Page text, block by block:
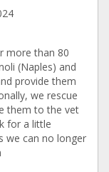
more than 80
(Naples) and
provide them
we rescue
them to the vet
for a little
we can no longer